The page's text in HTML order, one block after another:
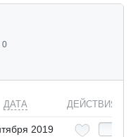
0
ДАТА ДЕЙСТВИЯ
2019